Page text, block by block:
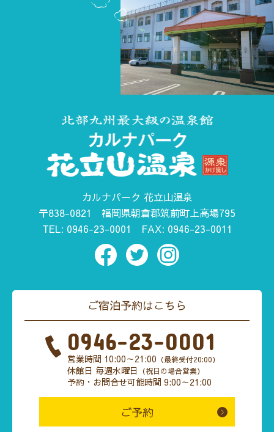
カルナパーク 花立山温泉
〒838-0821 福岡県朝倉郡筑前町上高場795
TEL: 0946-23-0001 FAX: 0946-23-0011
ご宿泊予約はこちら
0946-23-0001
営業時間 10:00～21:00 （最終受付20:00）
休館日 毎週水曜日 （祝日の場合営業）
予約・お問合せ可能時間 9:00～21:00
ご予約